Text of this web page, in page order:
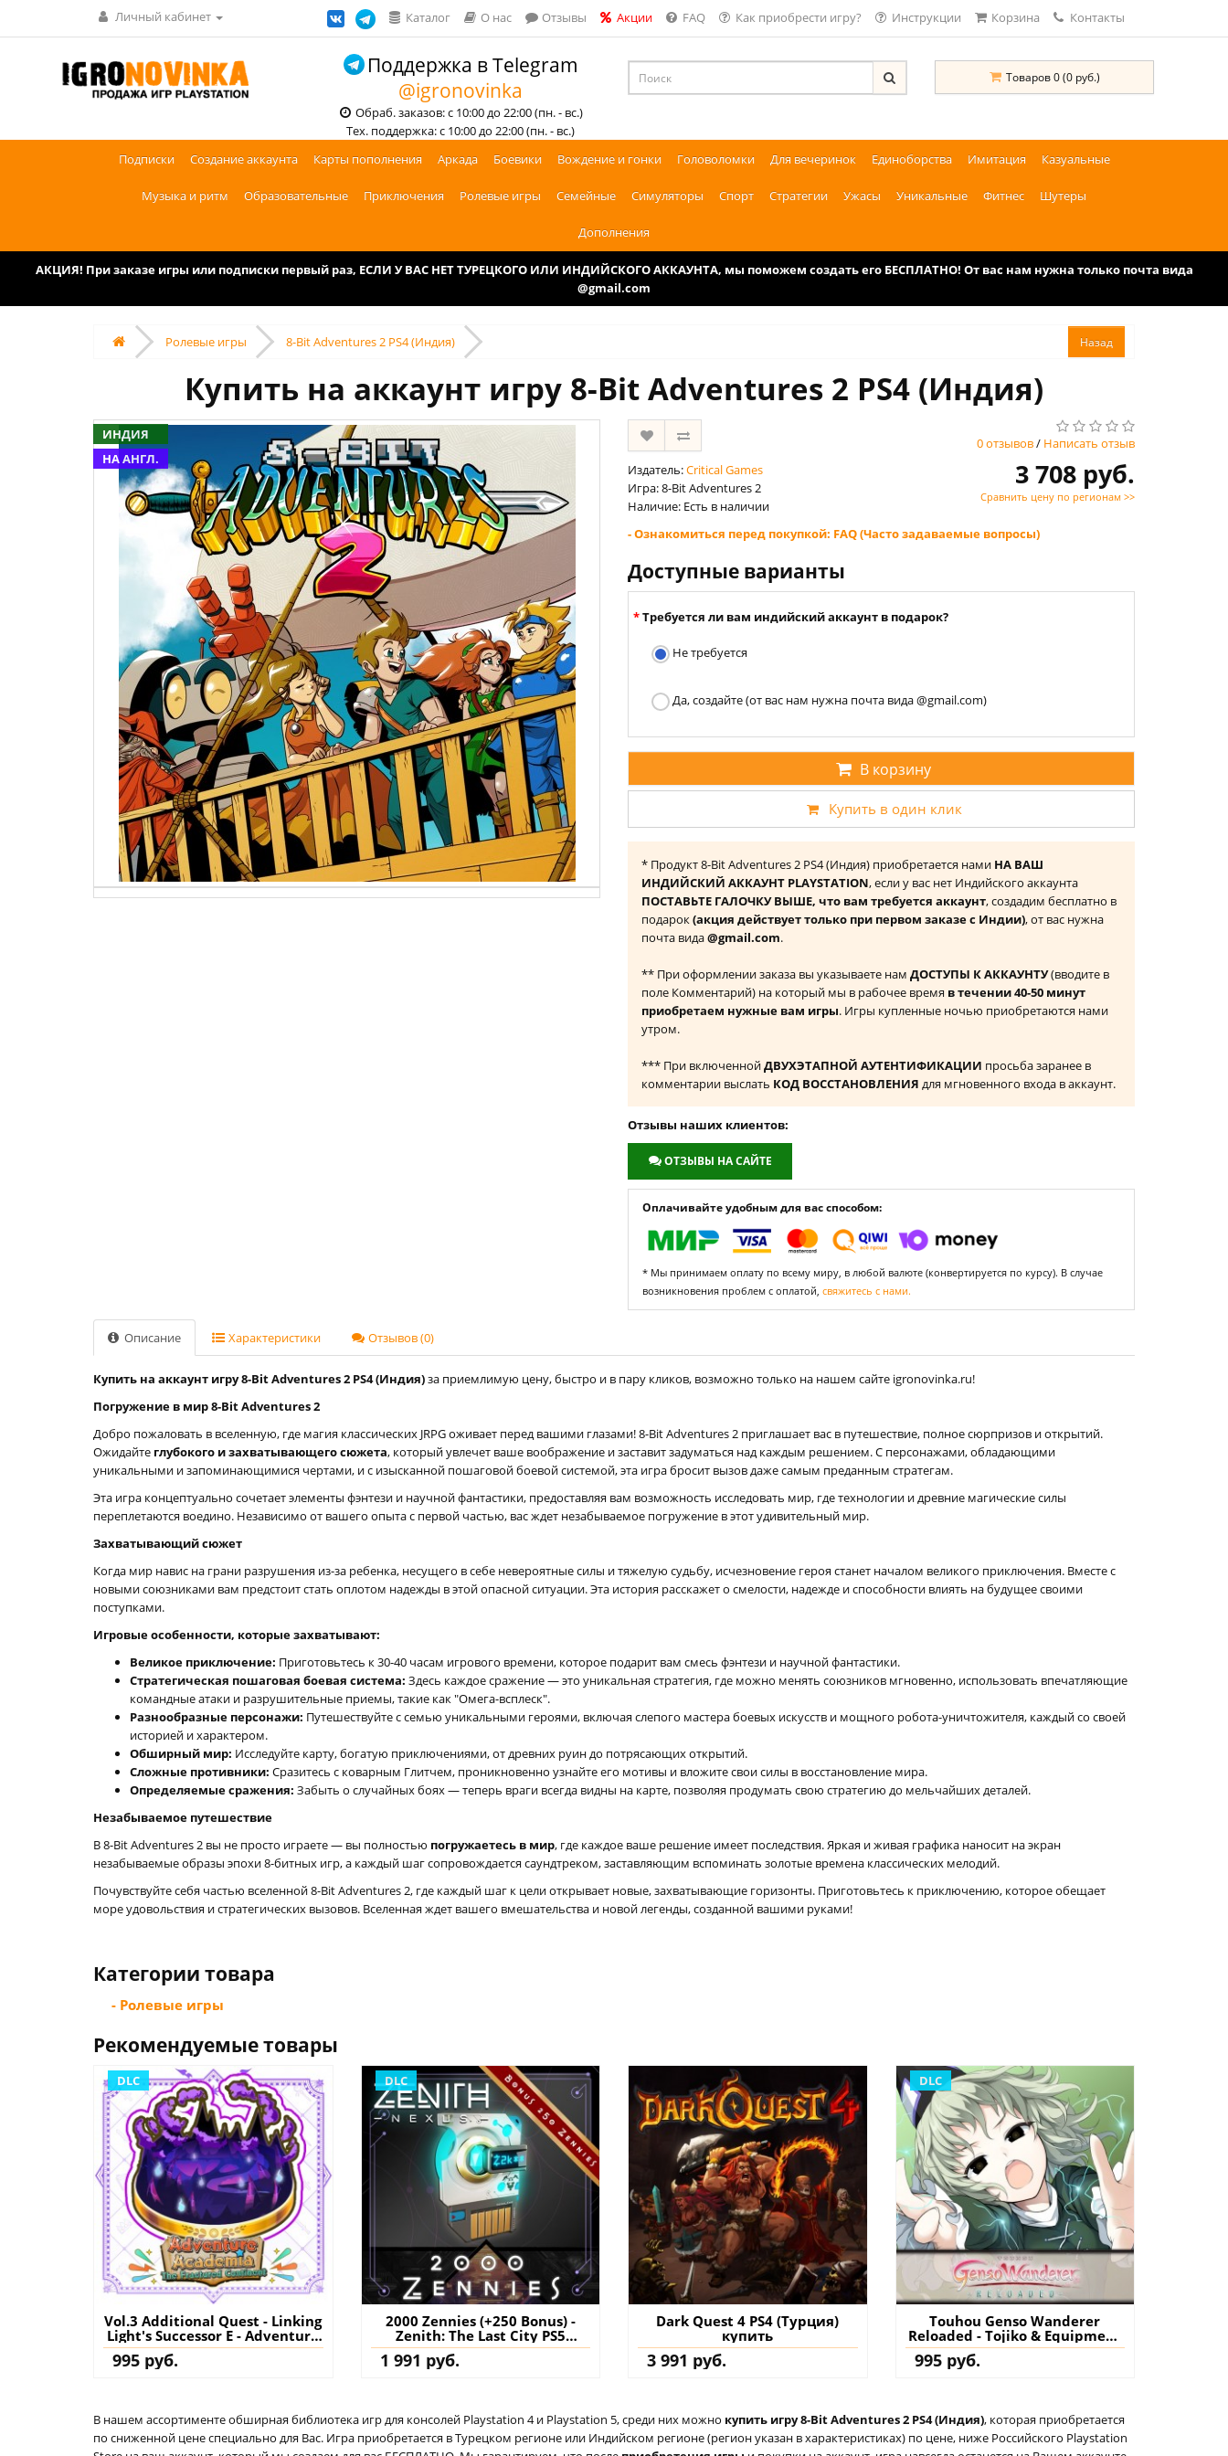
Личный кабинет Каталог О нас Отзывы Акции FAQ Как приобрести игру? Инструкции Корзина Контакты
Поддержка в Telegram
@igronovinka
Обраб. заказов: с 10:00 до 22:00 (пн. - вс.)
Тех. поддержка: с 10:00 до 22:00 (пн. - вс.)
Товаров 0 (0 руб.)
Подписки Создание аккаунта Карты пополнения Аркада Боевики Вождение и гонки Головоломки Для вечеринок Единоборства Имитация Казуальные
Музыка и ритм Образовательные Приключения Ролевые игры Семейные Симуляторы Спорт Стратегии Ужасы Уникальные Фитнес Шутеры
Дополнения
АКЦИЯ! При заказе игры или подписки первый раз, ЕСЛИ У ВАС НЕТ ТУРЕЦКОГО ИЛИ ИНДИЙСКОГО АККАУНТА, мы поможем создать его БЕСПЛАТНО! От вас нам нужна только почта вида
@gmail.com
Ролевые игры 8-Bit Adventures 2 PS4 (Индия)
Купить на аккаунт игру 8-Bit Adventures 2 PS4 (Индия)
ИНДИЯ
НА АНГЛ.
0 отзывов/ Написать отзыв
Издатель:Critical Games
Игра: 8-Bit Adventures 2
Наличие: Есть в наличии
3 708 руб.
Сравнить цену по регионам >>
- Ознакомиться перед покупкой: FAQ (Часто задаваемые вопросы)
Доступные варианты
Требуется ли вам индийский аккаунт в подарок?
Не требуется
Да, создайте (от вас нам нужна почта вида @gmail.com)
В корзину
Купить в один клик
* Продукт 8-Bit Adventures 2 PS4 (Индия) приобретается нами НА ВАШ
ИНДИЙСКИЙ АККАУНТ PLAYSTATION, если у вас нет Индийского аккаунта
ПОСТАВЬТЕ ГАЛОЧКУ ВЫШЕ, что вам требуется аккаунт, создадим бесплатно в
подарок(акция действует только при первом заказе с Индии), от вас нужна
почта вида@gmail.com.
** При оформлении заказа вы указываете нам ДОСТУПЫ К АККАУНТУ(вводите в
поле Комментарий) на который мы в рабочее время в течении 40-50 минут
приобретаем нужные вам игры. Игры купленные ночью приобретаются нами
утром.
*** При включеннойДВУХЭТАПНОЙ АУТЕНТИФИКАЦИИ просьба заранее в
комментарии выслать КОД ВОССТАНОВЛЕНИЯ для мгновенного входа в аккаунт.
Отзывы наших клиентов:
ОТЗЫВЫ НА САЙТЕ
Оплачивайте удобным для вас способом:
* Мы принимаем оплату по всему миру, в любой валюте (конвертируется по курсу). В случае
возникновения проблем с оплатой, свяжитесь с нами.
Описание Характеристики Отзывов (0)
Купить на аккаунт игру 8-Bit Adventures 2 PS4 (Индия)за приемлимую цену, быстро и в пару кликов, возможно только на нашем сайте igronovinka.ru!
Погружение в мир 8-Bit Adventures 2
Добро пожаловать в вселенную, где магия классических JRPG оживает перед вашими глазами! 8-Bit Adventures 2 приглашает вас в путешествие, полное сюрпризов и открытий.
Ожидайте глубокого и захватывающего сюжета, который увлечет ваше воображение и заставит задуматься над каждым решением. С персонажами, обладающими
уникальными и запоминающимися чертами, и с изысканной пошаговой боевой системой, эта игра бросит вызов даже самым преданным стратегам.
Эта игра концептуально сочетает элементы фэнтези и научной фантастики, предоставляя вам возможность исследовать мир, где технологии и древние магические силы
переплетаются воедино. Независимо от вашего опыта с первой частью, вас ждет незабываемое погружение в этот удивительный мир.
Захватывающий сюжет
Когда мир навис на грани разрушения из-за ребенка, несущего в себе невероятные силы и тяжелую судьбу, исчезновение героя станет началом великого приключения. Вместе с
новыми союзниками вам предстоит стать оплотом надежды в этой опасной ситуации. Эта история расскажет о смелости, надежде и способности влиять на будущее своими
поступками.
Игровые особенности, которые захватывают:
Великое приключение: Приготовьтесь к 30-40 часам игрового времени, которое подарит вам смесь фэнтези и научной фантастики.
Стратегическая пошаговая боевая система: Здесь каждое сражение — это уникальная стратегия, где можно менять союзников мгновенно, использовать впечатляющие
командные атаки и разрушительные приемы, такие как "Омега-всплеск".
Разнообразные персонажи: Путешествуйте с семью уникальными героями, включая слепого мастера боевых искусств и мощного робота-уничтожителя, каждый со своей
историей и характером.
Обширный мир: Исследуйте карту, богатую приключениями, от древних руин до потрясающих открытий.
Сложные противники: Сразитесь с коварным Глитчем, проникновенно узнайте его мотивы и вложите свои силы в восстановление мира.
Определяемые сражения: Забыть о случайных боях — теперь враги всегда видны на карте, позволяя продумать свою стратегию до мельчайших деталей.
Незабываемое путешествие
В 8-Bit Adventures 2 вы не просто играете — вы полностью погружаетесь в мир, где каждое ваше решение имеет последствия. Яркая и живая графика наносит на экран
незабываемые образы эпохи 8-битных игр, а каждый шаг сопровождается саундтреком, заставляющим вспоминать золотые времена классических мелодий.
Почувствуйте себя частью вселенной 8-Bit Adventures 2, где каждый шаг к цели открывает новые, захватывающие горизонты. Приготовьтесь к приключению, которое обещает
море удовольствия и стратегических вызовов. Вселенная ждет вашего вмешательства и новой легенды, созданной вашими руками!
Категории товара
- Ролевые игры
Рекомендуемые товары
DLC
Vol.3 Additional Quest - Linking
Light's Successor E - Adventure
Academia: The Fractured
Continent PS4 (Турция) купить
995 руб.
DLC
2000 Zennies (+250 Bonus) -
Zenith: The Last City PS5
(Турция) купить дополнение
на аккаунт
1 991 руб.
Dark Quest 4 PS4 (Турция)
купить
3 991 руб.
DLC
Touhou Genso Wanderer
Reloaded - Tojiko & Equipment
- GensoWanderer -RELOADED-
PS4 (Турция) купить
995 руб.
В нашем ассортименте обширная библиотека игр для консолей Playstation 4 и Playstation 5, среди них можно купить игру 8-Bit Adventures 2 PS4 (Индия), которая приобретается
по сниженной цене специально для Вас. Игра приобретается в Турецком регионе или Индийском регионе (регион указан в характеристиках) по цене, ниже Российского Playstation